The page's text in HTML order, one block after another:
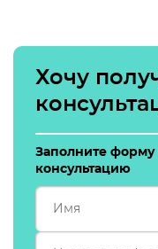
Хочу
Заполните форму
консультацию